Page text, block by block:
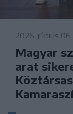
2026. június
Magyar
arat